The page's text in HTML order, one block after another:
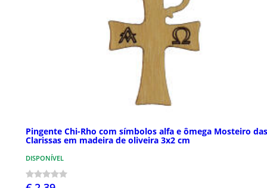
Pingente Chi-Rho com símbolos alfa e ômega Mosteiro das
Clarissas em madeira de oliveira 3x2 cm
DISPONÍVEL